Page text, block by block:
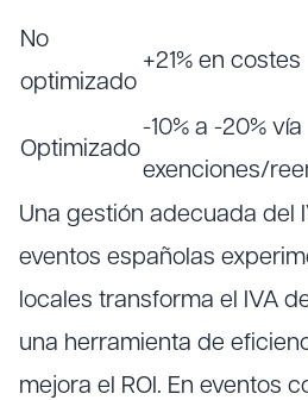
No
optimizado
+21% en costes
Optimizado
-10% a -20% vía
exenciones/
Una gestión adecuada del
eventos españolas
locales transforma el IVA
una herramienta de
mejora el ROI. En eventos